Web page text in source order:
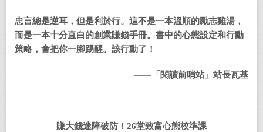
忠言總是逆耳，但是利於行。這不是一本溫順的勵志雞湯，
而是一本十分直白的創業賺錢手冊。書中的心態設定和行動
策略，會把你一腳踢醒。該行動了！
—— 「閱讀前哨站」站長瓦基
賺大錢迷障破防！ 26堂致富心態校準課